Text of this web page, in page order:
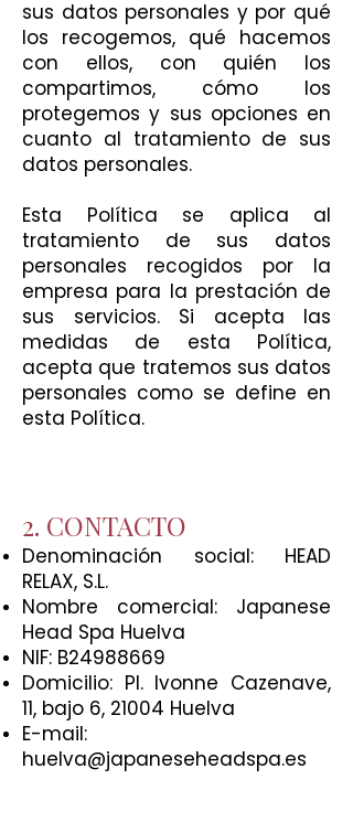
sus datos personales y por qué
los recogemos, qué hacemos
con ellos, con quién los
compartimos, cómo los
protegemos y sus opciones en
cuanto al tratamiento de sus
datos personales.
Esta Política se aplica al
tratamiento de sus datos
personales recogidos por la
empresa para la prestación de
sus servicios. Si acepta las
medidas de esta Política,
acepta que tratemos sus datos
personales como se define en
esta Política.
2. CONTACTO
Denominación social: HEAD
RELAX, S.L.
Nombre comercial: Japanese
Head Spa Huelva
NIF: B24988669
Domicilio: Pl. Ivonne Cazenave,
11, bajo 6, 21004 Huelva
E-mail:
huelva@japaneseheadspa.es